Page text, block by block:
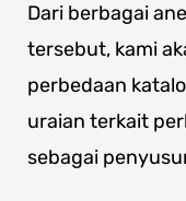
Dari berbagai
tersebut, kami
perbedaan
uraian terkait
sebagai